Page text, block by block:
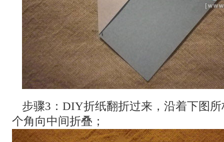
步骤3：DIY折纸翻折过来，沿着下图
个角向中间折叠；